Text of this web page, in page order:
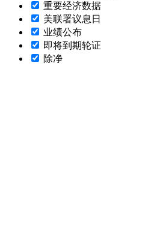
重要经济数据
美联署议息日
业绩公布
即将到期轮证
除净